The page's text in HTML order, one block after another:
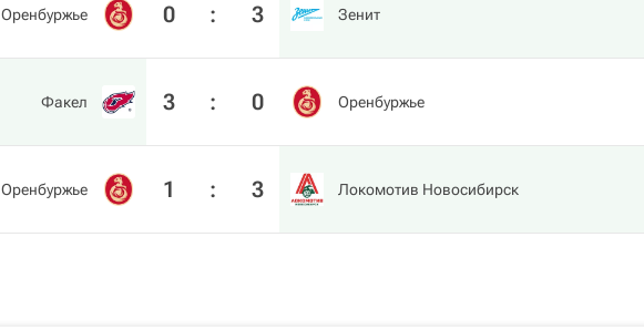
Оренбуржье 0 : 3 Зенит
Факел 3 : 0 Оренбуржье
Оренбуржье 1 : 3 Локомотив Новосибирск